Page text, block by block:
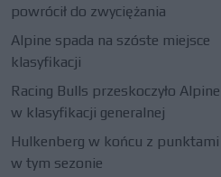
powrócił do zwyciężania
Alpine spada na szóste miejsce
klasyfikacji
Racing Bulls przeskoczyło Alpine
w klasyfikacji generalnej
Hulkenberg w końcu z punktami
w tym sezonie